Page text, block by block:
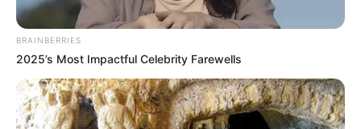
BRAINBERRIES
2025’s Most Impactful Celebrity Farewells